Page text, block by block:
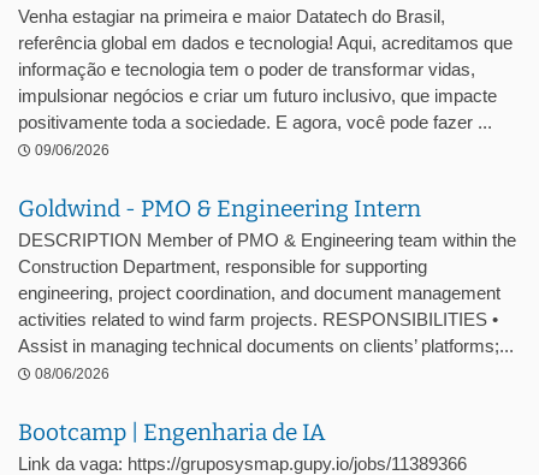
Venha estagiar na primeira e maior Datatech do Brasil,
referência global em dados e tecnologia! Aqui, acreditamos que
informação e tecnologia tem o poder de transformar vidas,
impulsionar negócios e criar um futuro inclusivo, que impacte
positivamente toda a sociedade. E agora, você pode fazer ...
09/06/2026
Goldwind - PMO & Engineering Intern
DESCRIPTION Member of PMO & Engineering team within the
Construction Department, responsible for supporting
engineering, project coordination, and document management
activities related to wind farm projects. RESPONSIBILITIES •
Assist in managing technical documents on clients’ platforms;...
08/06/2026
Bootcamp | Engenharia de IA
Link da vaga: https://gruposysmap.gupy.io/jobs/11389366